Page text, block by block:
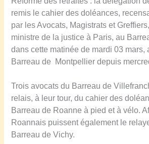
remis le cahier des doléances,
par les Avocats, Magistrats et
ministre de la justice à Paris, au
dans cette matinée de mardi 03 mars,
Barreau de Montpellier depuis
Trois avocats du Barreau de
relais, à leur tour, du cahier des
Barreau de Roanne à pied et à vélo.
Roannais puissent également le
Barreau de Vichy.